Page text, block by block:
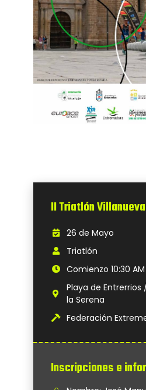
II Triatlón
26 de Mayo
Triatlón
Comienzo 10:30 AM
Playa de
la Serena
Federación
Inscripciones e